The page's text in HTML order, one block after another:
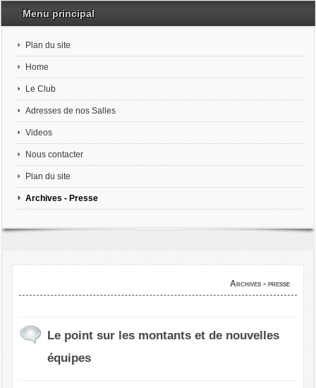
Menu principal
Plan du site
Home
Le Club
Adresses de nos Salles
Videos
Nous contacter
Plan du site
Archives - Presse
Archives - presse
Le point sur les montants et de nouvelles
équipes